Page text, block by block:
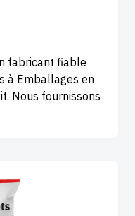
fabricant fiable
à Emballages en
Nous fournissons